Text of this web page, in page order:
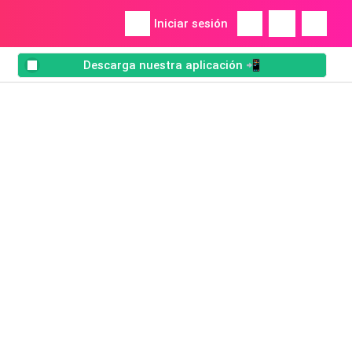
Iniciar sesión
Descarga nuestra aplicación 📲